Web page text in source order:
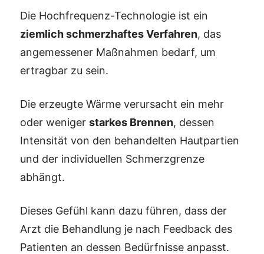
Die Hochfrequenz-Technologie ist ein
ziemlich schmerzhaftes Verfahren, das
angemessener Maßnahmen bedarf, um
ertragbar zu sein.
Die erzeugte Wärme verursacht ein mehr
oder weniger starkes Brennen, dessen
Intensität von den behandelten Hautpartien
und der individuellen Schmerzgrenze
abhängt.
Dieses Gefühl kann dazu führen, dass der
Arzt die Behandlung je nach Feedback des
Patienten an dessen Bedürfnisse anpasst.